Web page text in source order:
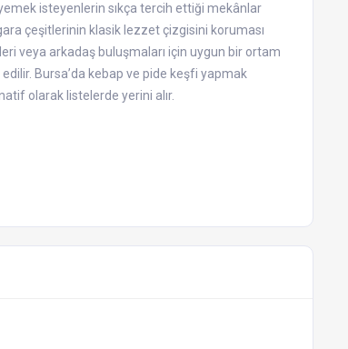
isteyenlerin sıkça tercih ettiği mekânlar
çeşitlerinin klasik lezzet çizgisini koruması
veya arkadaş buluşmaları için uygun bir ortam
Bursa’da kebap ve pide keşfi yapmak
olarak listelerde yerini alır.